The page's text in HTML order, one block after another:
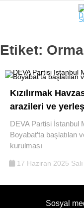
SINOP
SIYASET
GENEL
SPOR
SERVISLER
Etiket:
Kızılırmak
arazileri ve
DEVA Partisi İstanbul
Boyabat’ta başlatılan
kurulması
17 Haziran 2025
Sosyal